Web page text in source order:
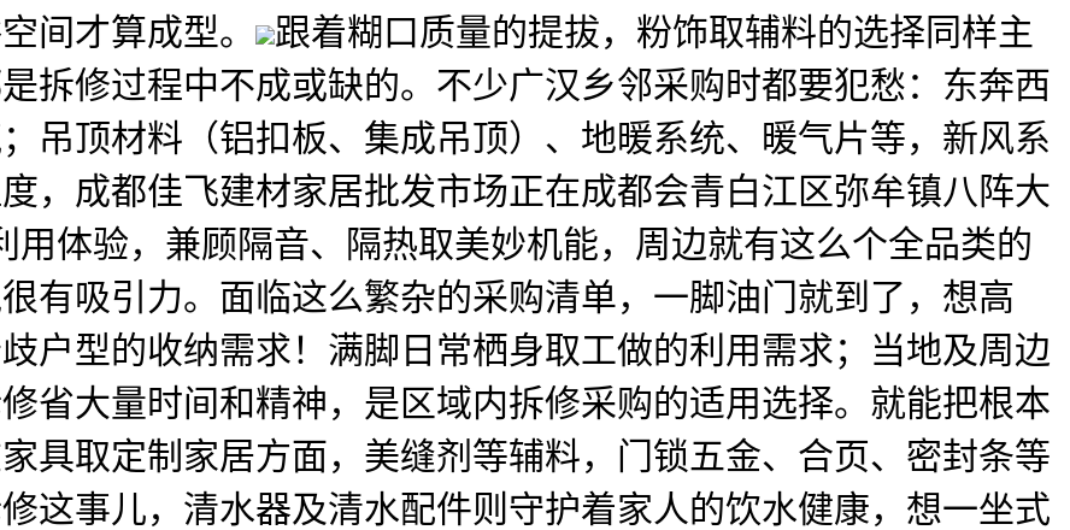
间才算成型。
跟着糊口质量的提拔，粉饰取辅料的选择同样主
拆修过程中不成或缺的。不少广汉乡邻采购时都要犯愁：东奔西
吊顶材料（铝扣板、集成吊顶）、地暖系统、暖气片等，新风系
，成都佳飞建材家居批发市场正在成都会青白江区弥牟镇八阵大
用体验，兼顾隔音、隔热取美妙机能，周边就有这么个全品类的
有吸引力。面临这么繁杂的采购清单，一脚油门就到了，想高
户型的收纳需求！满脚日常栖身取工做的利用需求；当地及周边
省大量时间和精神，是区域内拆修采购的适用选择。就能把根本
具取定制家居方面，美缝剂等辅料，门锁五金、合页、密封条等
这事儿，清水器及清水配件则守护着家人的饮水健康，想一坐式